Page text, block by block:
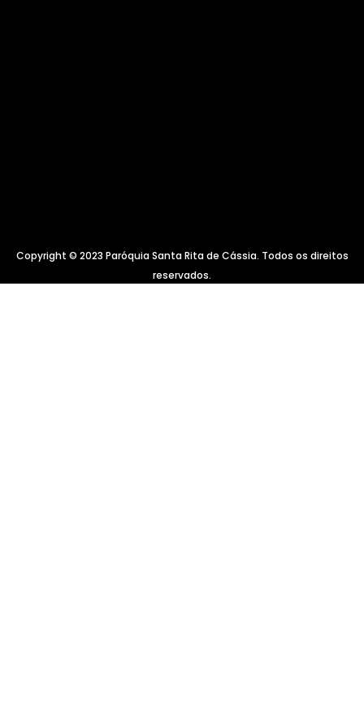
Copyright © 2023 Paróquia Santa Rita de Cássia. Todos os direitos
reservados.